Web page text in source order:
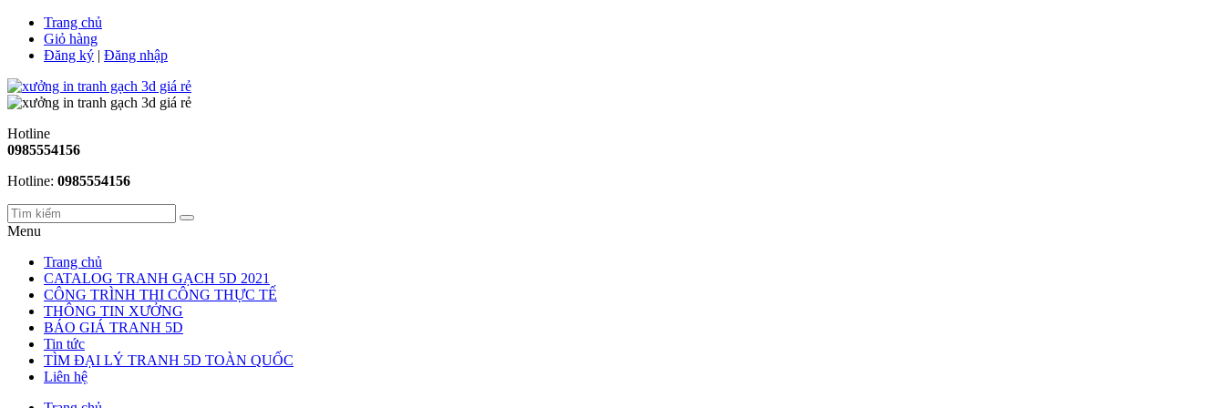
Trang chủ
Giỏ hàng
Đăng ký | Đăng nhập
Hotline
0985554156
Hotline: 0985554156
Menu
Trang chủ
CATALOG TRANH GẠCH 5D 2021
CÔNG TRÌNH THI CÔNG THỰC TẾ
THÔNG TIN XƯỞNG
BÁO GIÁ TRANH 5D
Tin tức
TÌM ĐẠI LÝ TRANH 5D TOÀN QUỐC
Liên hệ